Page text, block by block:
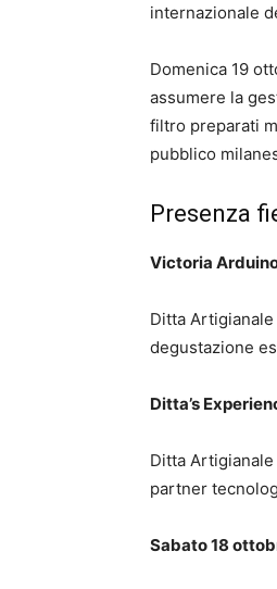
internazionale
Domenica 19
assumere la
filtro preparati
pubblico
Presenza
Victoria
Ditta
degustazione
Ditta’s
Ditta
partner
Sabato 18